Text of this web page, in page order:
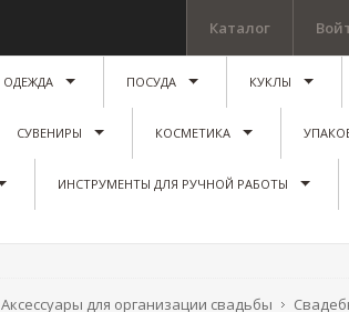
Каталог
ОДЕЖДА ПОСУДА КУКЛЫ
СУВЕНИРЫ КОСМЕТИКА
ИНСТРУМЕНТЫ ДЛЯ РУЧНОЙ РАБОТЫ
Аксессуары для организации свадьбы